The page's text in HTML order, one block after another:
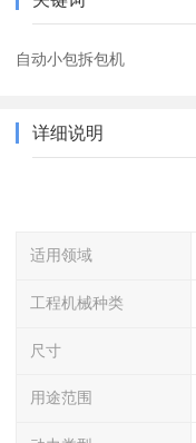
自动小包拆包机
详细说明
适用领域
工程机械种类
尺寸
用途范围